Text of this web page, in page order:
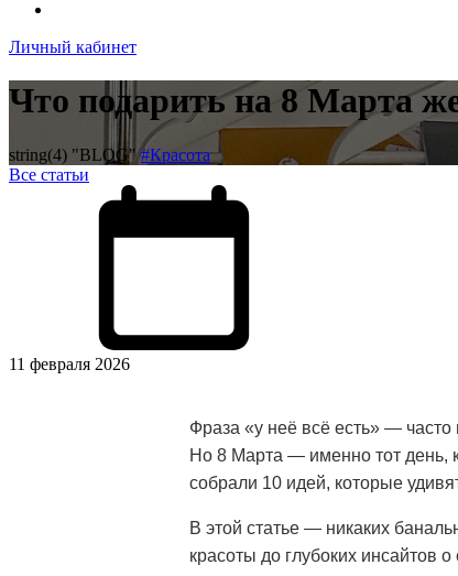
Личный кабинет
Что подарить на 8 Марта
string(4) "BLOG"#Красота
Все статьи
11 февраля 2026
Фраза «у неё всё есть» — часто
Но 8 Марта — именно тот день,
собрали 10 идей, которые
В этой статье — никаких
красоты до глубоких инсайтов